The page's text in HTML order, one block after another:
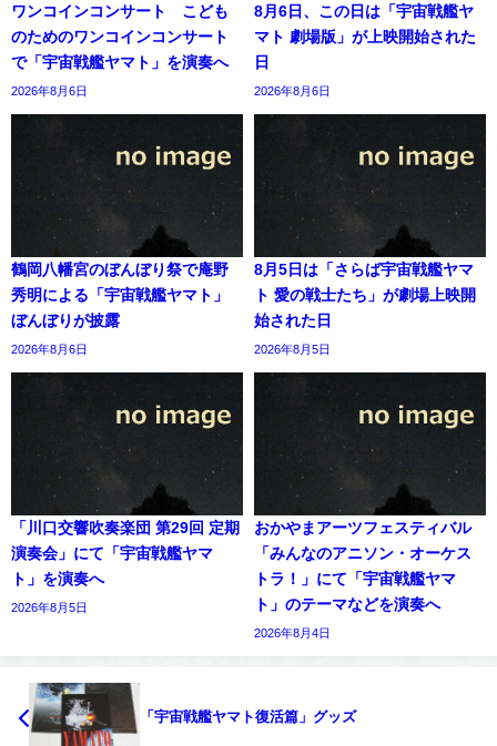
ワンコインコンサート こども
のためのワンコインコンサート
で「宇宙戦艦ヤマト」を演奏へ
2026年8月6日
8月6日、この日は「宇宙戦艦ヤ
マト 劇場版」が上映開始された
日
2026年8月6日
鶴岡八幡宮のぼんぼり祭で庵野
秀明による「宇宙戦艦ヤマト」
ぼんぼりが披露
2026年8月6日
8月5日は「さらば宇宙戦艦ヤマ
ト 愛の戦士たち」が劇場上映開
始された日
2026年8月5日
「川口交響吹奏楽団 第29回 定期
演奏会」にて「宇宙戦艦ヤマ
ト」を演奏へ
2026年8月5日
おかやまアーツフェスティバル
「みんなのアニソン・オーケス
トラ！」にて「宇宙戦艦ヤマ
ト」のテーマなどを演奏へ
2026年8月4日
「宇宙戦艦ヤマト復活篇」グッズ